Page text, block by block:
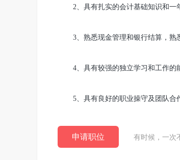
2、具有扎实的会计基础知识和一
3、熟悉现金管理和银行结算，熟
4、具有较强的独立学习和工作的
5、具有良好的职业操守及团队合
申请职位 有时候，一次